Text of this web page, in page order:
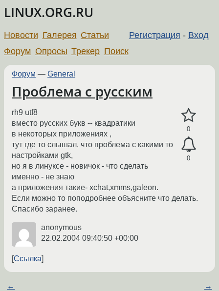
LINUX.ORG.RU
Регистрация - Вход
Новости Галерея Статьи
Форум Опросы Трекер Поиск
Форум — General
Проблема с русским
0
0
rh9 utf8
вместо русских букв -- квадратики
в некоторых приложениях ,
тут где то слышал, что проблема с какими то
настройками gtk,
но я в линуксе - новичок - что сделать
именно - не знаю
а приложения такие- xchat,xmms,galeon.
Если можно то поподробнее объясните что делать.
Спасибо заранее.
anonymous
22.02.2004 09:40:50 +00:00
Ссылка
← →